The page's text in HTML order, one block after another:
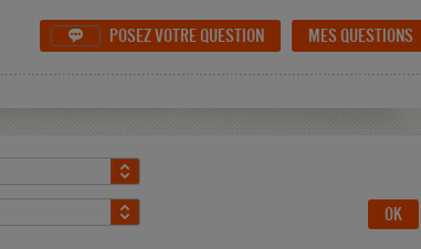
 POSEZ VOTRE QUESTION MES QUESTIONS